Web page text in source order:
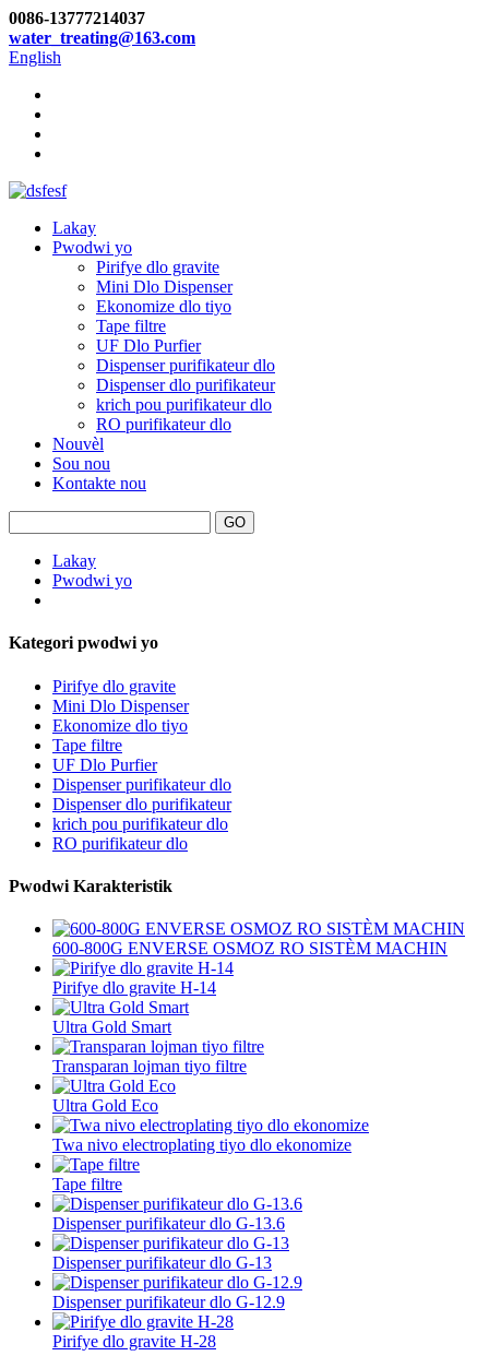
0086-13777214037
water_treating@163.com
English
Lakay
Pwodwi yo
Pirifye dlo gravite
Mini Dlo Dispenser
Ekonomize dlo tiyo
Tape filtre
UF Dlo Purfier
Dispenser purifikateur dlo
Dispenser dlo purifikateur
krich pou purifikateur dlo
RO purifikateur dlo
Nouvèl
Sou nou
Kontakte nou
Lakay
Pwodwi yo
Kategori pwodwi yo
Pirifye dlo gravite
Mini Dlo Dispenser
Ekonomize dlo tiyo
Tape filtre
UF Dlo Purfier
Dispenser purifikateur dlo
Dispenser dlo purifikateur
krich pou purifikateur dlo
RO purifikateur dlo
Pwodwi Karakteristik
600-800G ENVERSE OSMOZ RO SISTÈM MACHIN
Pirifye dlo gravite H-14
Ultra Gold Smart
Transparan lojman tiyo filtre
Ultra Gold Eco
Twa nivo electroplating tiyo dlo ekonomize
Tape filtre
Dispenser purifikateur dlo G-13.6
Dispenser purifikateur dlo G-13
Dispenser purifikateur dlo G-12.9
Pirifye dlo gravite H-28